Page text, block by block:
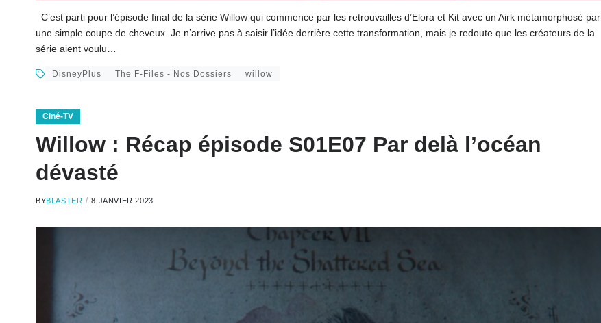
C’est parti pour l’épisode final de la série Willow qui commence par les retrouvailles d’Elora et Kit avec un Airk métamorphosé par
une simple coupe de cheveux. Je n’arrive pas à saisir l’idée derrière cette transformation, mais je redoute que les créateurs de la
série aient voulu…
DisneyPlus The F-Files - Nos Dossiers willow
Ciné-TV
Willow : Récap épisode S01E07 Par delà l’océan
dévasté
BYBLASTER 8 JANVIER 2023